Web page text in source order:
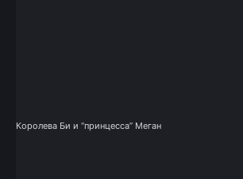
Королева Би и “принцесса” Меган